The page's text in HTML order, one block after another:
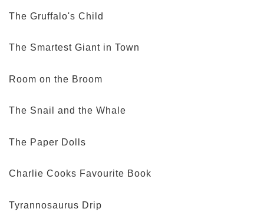
The Gruffalo's Child
The Smartest Giant in Town
Room on the Broom
The Snail and the Whale
The Paper Dolls
Charlie Cooks Favourite Book
Tyrannosaurus Drip